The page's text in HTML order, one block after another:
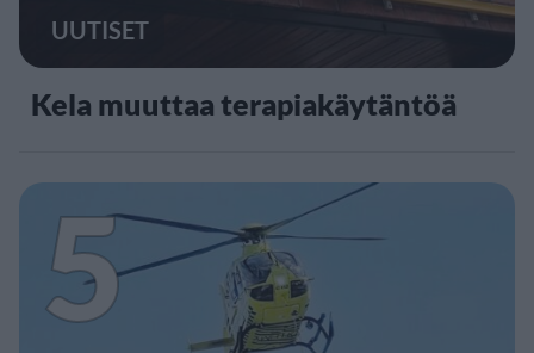
UUTISET
Kela muuttaa terapiakäytäntöä
5